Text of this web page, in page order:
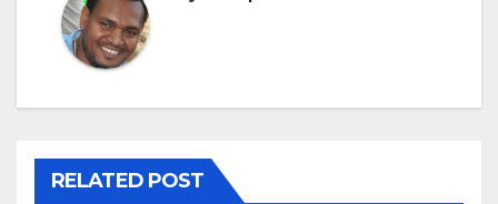
RELATED POST